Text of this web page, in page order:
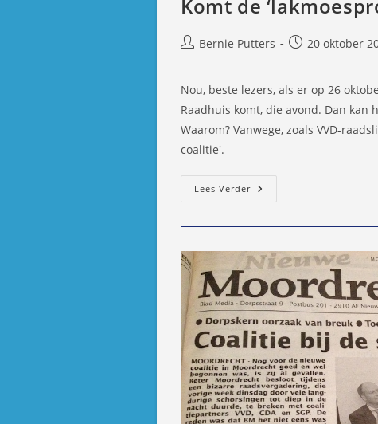
Komt de
BerichtBernie Putters
Bericht20 oktober
Nou, beste lezers, als er op 26
Raadhuis komt, die avond. Dan
Waarom? Vanwege, zoals VVD-
coalitie'.
Lees VerderKomt
Eraan?